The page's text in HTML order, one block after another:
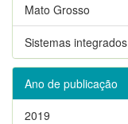
Mato Grosso
Sistemas integrados
Ano de publicação
2019